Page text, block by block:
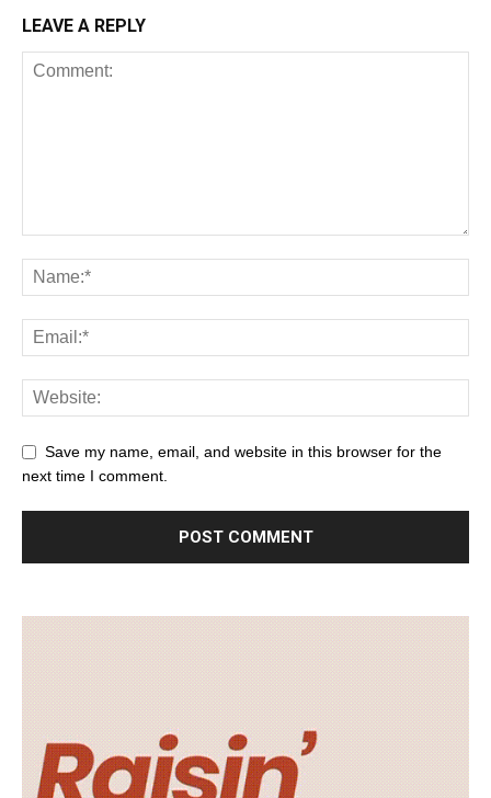
LEAVE A REPLY
Save my name, email, and website in this browser for the
next time I comment.